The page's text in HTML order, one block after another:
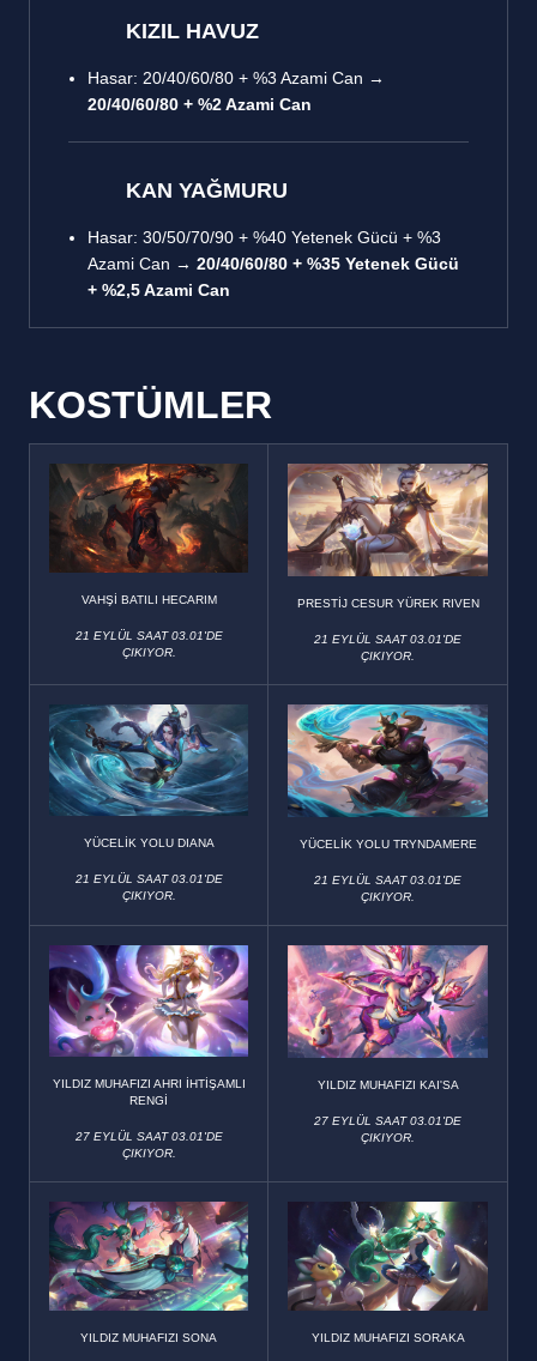
KIZIL HAVUZ
Hasar: 20/40/60/80 + %3 Azami Can →
20/40/60/80 + %2 Azami Can
KAN YAĞMURU
Hasar: 30/50/70/90 + %40 Yetenek Gücü + %3
Azami Can → 20/40/60/80 + %35 Yetenek Gücü
+ %2,5 Azami Can
KOSTÜMLER
VAHŞİ BATILI HECARIM
21 EYLÜL SAAT 03.01'DE
ÇIKIYOR.
PRESTİJ CESUR YÜREK RIVEN
21 EYLÜL SAAT 03.01'DE
ÇIKIYOR.
YÜCELİK YOLU DIANA
21 EYLÜL SAAT 03.01'DE
ÇIKIYOR.
YÜCELİK YOLU TRYNDAMERE
21 EYLÜL SAAT 03.01'DE
ÇIKIYOR.
YILDIZ MUHAFIZI AHRI İHTİŞAMLI
RENGİ
27 EYLÜL SAAT 03.01'DE
ÇIKIYOR.
YILDIZ MUHAFIZI KAI'SA
27 EYLÜL SAAT 03.01'DE
ÇIKIYOR.
YILDIZ MUHAFIZI SONA YILDIZ MUHAFIZI SORAKA